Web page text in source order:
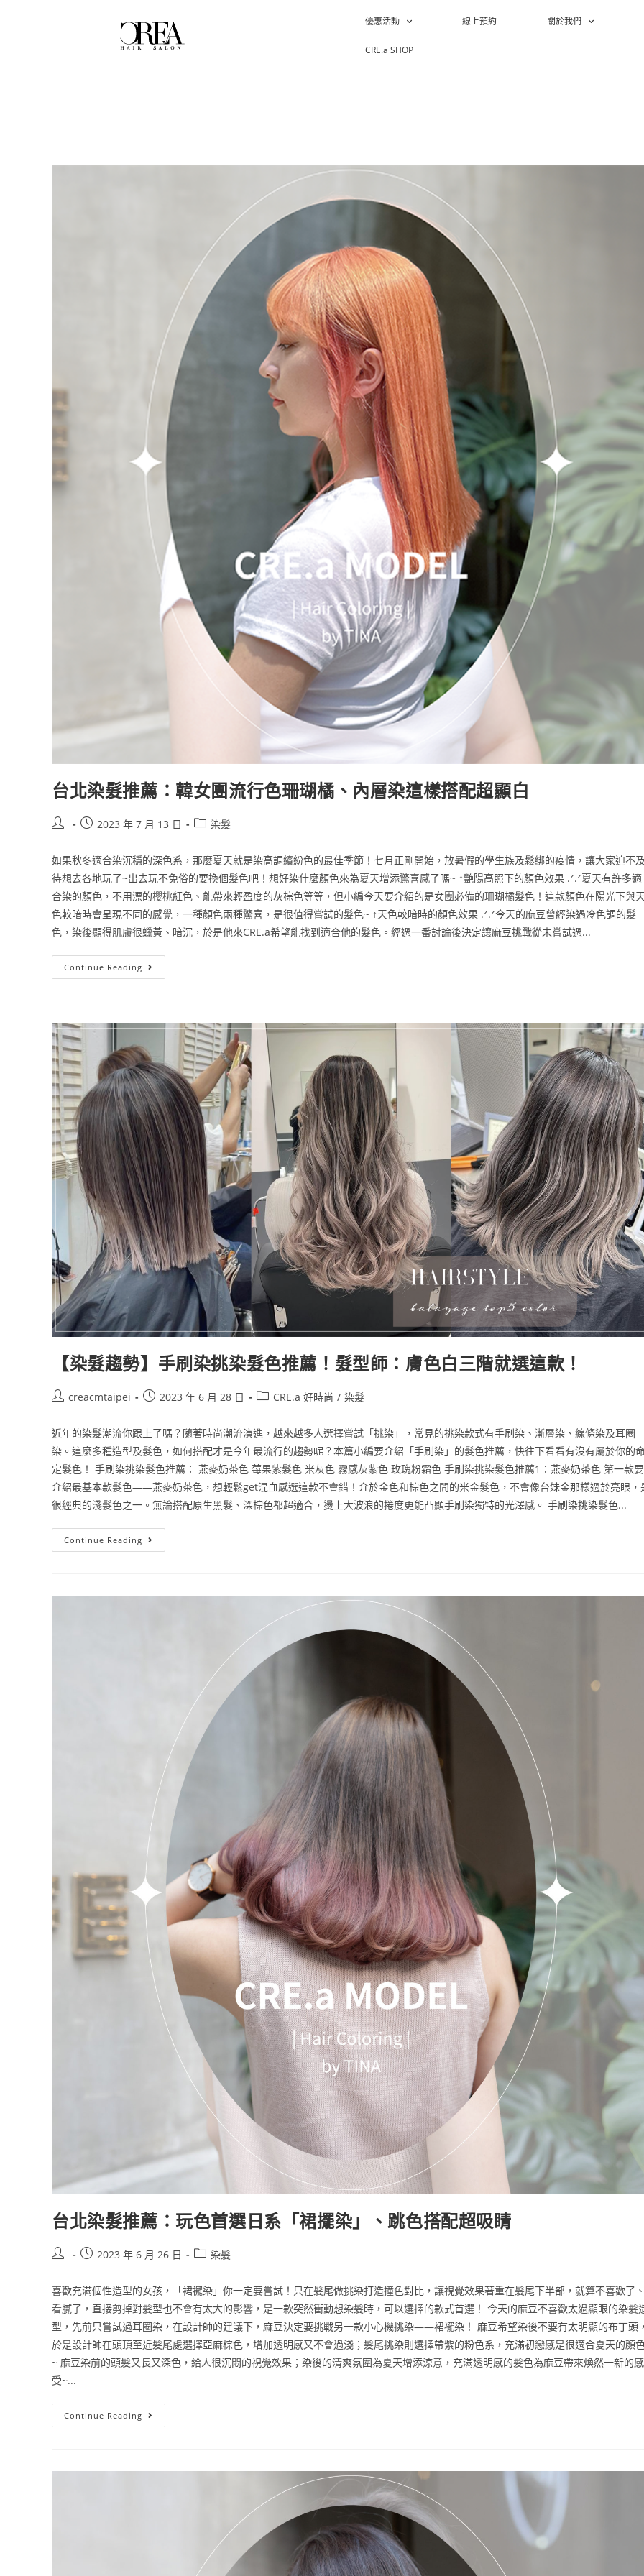
優惠活動 線上預約 關於我們
CRE.a SHOP
台北染髮推薦：韓女團流行色珊瑚橘、內層染這樣搭配超顯白
2023 年 7 月 13 日 染髮
如果秋冬適合染沉穩的深色系，那麼夏天就是染高調繽紛色的最佳季節！七月正剛開始，放暑假的學生族及鬆綁的疫情，讓大家迫不
待想去各地玩了~出去玩不免俗的要換個髮色吧！想好染什麼顏色來為夏天增添驚喜感了嗎~ ↑艷陽高照下的顏色效果 .ᐟ.ᐟ夏天有許多適
合染的顏色，不用漂的櫻桃紅色、能帶來輕盈度的灰棕色等等，但小編今天要介紹的是女團必備的珊瑚橘髮色！這款顏色在陽光下與
色較暗時會呈現不同的感覺，一種顏色兩種驚喜，是很值得嘗試的髮色~ ↑天色較暗時的顏色效果 .ᐟ.ᐟ今天的麻豆曾經染過冷色調的髮
色，染後顯得肌膚很蠟黃、暗沉，於是他來CRE.a希望能找到適合他的髮色。經過一番討論後決定讓麻豆挑戰從未嘗試過...
Continue Reading
【染髮趨勢】手刷染挑染髮色推薦！髮型師：膚色白三階就選這款！
creacmtaipei 2023 年 6 月 28 日 CRE.a 好時尚 / 染髮
近年的染髮潮流你跟上了嗎？隨著時尚潮流演進，越來越多人選擇嘗試「挑染」，常見的挑染款式有手刷染、漸層染、線條染及耳圈
染。這麼多種造型及髮色，如何搭配才是今年最流行的趨勢呢？本篇小編要介紹「手刷染」的髮色推薦，快往下看看有沒有屬於你的
定髮色！ 手刷染挑染髮色推薦： 燕麥奶茶色 莓果紫髮色 米灰色 霧感灰紫色 玫瑰粉霜色 手刷染挑染髮色推薦1：燕麥奶茶色 第一款要
介紹最基本款髮色——燕麥奶茶色，想輕鬆get混血感選這款不會錯！介於金色和棕色之間的米金髮色，不會像台妹金那樣過於亮眼，
很經典的淺髮色之一。無論搭配原生黑髮、深棕色都超適合，燙上大波浪的捲度更能凸顯手刷染獨特的光澤感。 手刷染挑染髮色...
Continue Reading
台北染髮推薦：玩色首選日系「裙擺染」、跳色搭配超吸睛
2023 年 6 月 26 日 染髮
喜歡充滿個性造型的女孩，「裙襬染」你一定要嘗試！只在髮尾做挑染打造撞色對比，讓視覺效果著重在髮尾下半部，就算不喜歡了
看膩了，直接剪掉對髮型也不會有太大的影響，是一款突然衝動想染髮時，可以選擇的款式首選！ 今天的麻豆不喜歡太過顯眼的染髮
型，先前只嘗試過耳圈染，在設計師的建議下，麻豆決定要挑戰另一款小心機挑染——裙襬染！ 麻豆希望染後不要有太明顯的布丁頭
於是設計師在頭頂至近髮尾處選擇亞麻棕色，增加透明感又不會過淺；髮尾挑染則選擇帶紫的粉色系，充滿初戀感是很適合夏天的顏
~ 麻豆染前的頭髮又長又深色，給人很沉悶的視覺效果；染後的清爽氛圍為夏天增添涼意，充滿透明感的髮色為麻豆帶來煥然一新的感
受~...
Continue Reading